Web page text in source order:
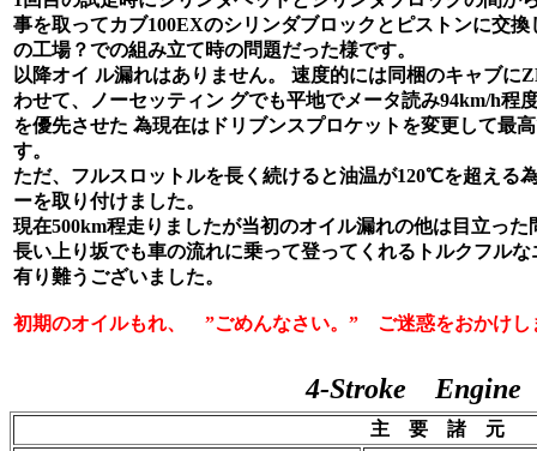
事を取ってカブ100EXのシリンダブロックとピストンに交
の工場？での組み立て時の問題だった様です。
以降オイ ル漏れはありません。 速度的には同梱のキャブに
わせて、ノーセッティン グでも平地でメータ読み94km/h程
を優先させた 為現在はドリブンスプロケットを変更して最
す。
ただ、フルスロットルを長く続けると油温が120℃を超える
ーを取り付けました。
現在500km程走りましたが当初のオイル漏れの他は目立っ
長い上り坂でも車の流れに乗って登ってくれるトルクフル
有り難うございました。
初期のオイルもれ、 ”ごめんなさい。” ご迷惑をおかけし
4-Stroke Engine
主 要 諸 元